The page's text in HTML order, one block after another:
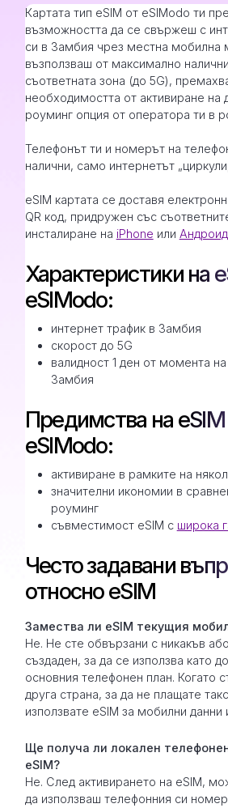
Картата тип eSIM от eSIModo ти
възможността да се свържеш с
си в Замбия чрез местна мобилна
възползваш от максимално
съответната зона (до 5G),
необходимостта от активиране на
роуминг опция от оператора ти в
Телефонът ти и номерът на
налични, само интернетът
eSIM картата се доставя
QR код, придружен със
инсталиране на iPhone или Андроид
Характеристики на
eSIModo:
интернет трафик в Замбия
скорост до 5G
валидност 1 ден от момента
Замбия
Предимства на
eSIModo:
активиране в рамките на
значителни икономии в
роуминг
съвместимост eSIM с широка
Често задавани
относно eSIM
Замествa ли eSIM текущия
Не. Не сте обвързани с никакъв
създаден, за да се използва като
основния телефонен план. Когато
друга страна, за да не плащате
използвате eSIM за мобилни данни
Ще получа ли локален
eSIM?
Не. След активирането на eSIM,
да използваш телефонния си